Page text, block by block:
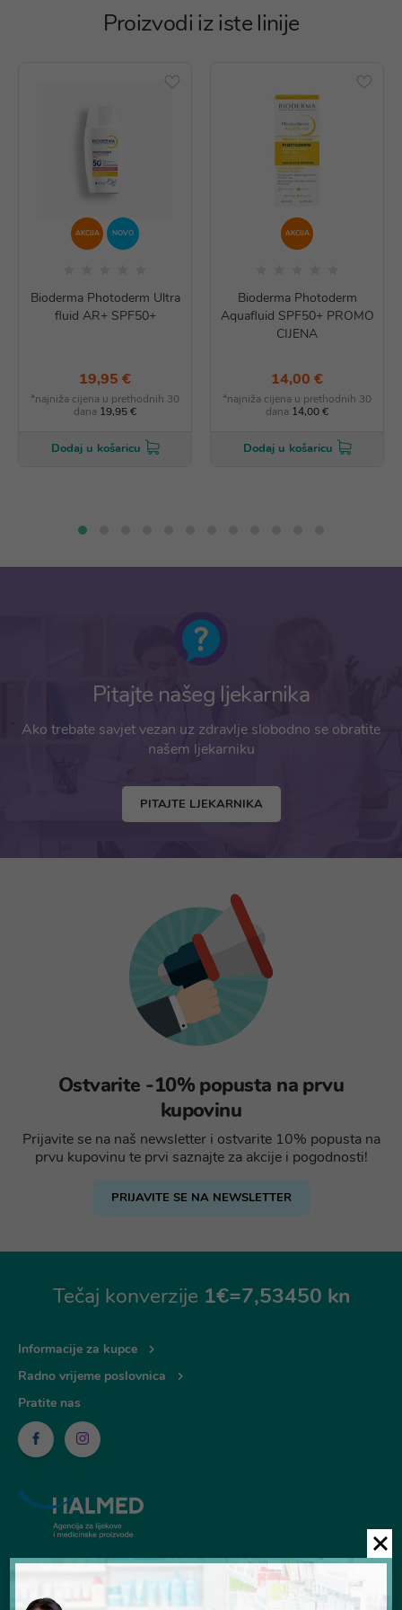
Proizvodi iz iste linije
AKCIJA NOVO
Bioderma Photoderm Ultra
fluid AR+ SPF50+
19,95 €
*najniža cijena u prethodnih 30
dana 19,95 €
Dodaj u košaricu
AKCIJA
Bioderma Photoderm
Aquafluid SPF50+ PROMO
CIJENA
14,00 €
*najniža cijena u prethodnih 30
dana 14,00 €
Dodaj u košaricu
Pitajte našeg ljekarnika
Ako trebate savjet vezan uz zdravlje slobodno se obratite
našem ljekarniku
PITAJTE LJEKARNIKA
Ostvarite -10% popusta na prvu
kupovinu
Prijavite se na naš newsletter i ostvarite 10% popusta na
prvu kupovinu te prvi saznajte za akcije i pogodnosti!
PRIJAVITE SE NA NEWSLETTER
Tečaj konverzije 1€=7,53450 kn
Informacije za kupce
Radno vrijeme poslovnica
Pratite nas